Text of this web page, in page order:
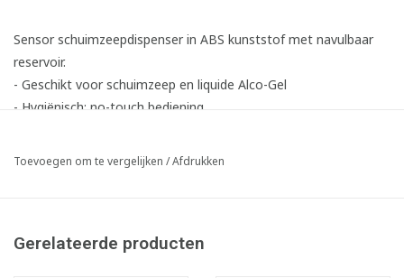
Sensor schuimzeepdispenser in ABS kunststof met navulbaar
reservoir.
- Geschikt voor schuimzeep en liquide Alco-Gel
- Hygiënisch: no-touch bediening
dispensers. Schuimzeep voor een sterk gereduceerd verbruik
- Transparante achterzijde zorgt voor hergebruik bestaande
Toevoegen om te vergelijken /Afdrukken
Gerelateerde producten